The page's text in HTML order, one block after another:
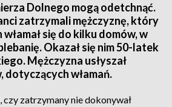
Dolnego mogą odetchnąć.
zatrzymali mężczyznę, który
się do kilku domów, w
Okazał się nim 50-latek
Mężczyzna usłyszał
dotyczących włamań.
zatrzymany nie dokonywał